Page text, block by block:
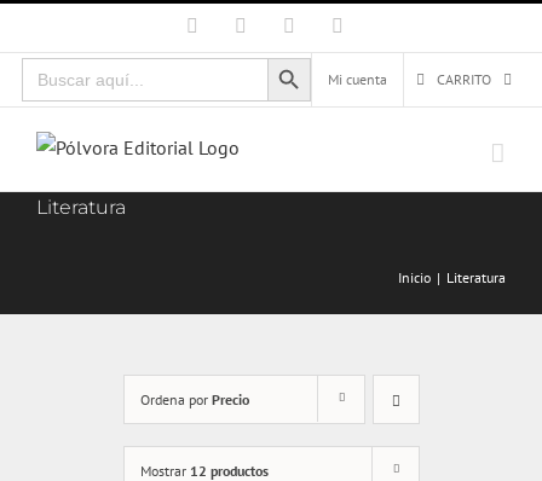
al
contenido
Facebook Instagram
Buscar:
Botón de búsqueda
Mi cuenta
CARRITO
Literatura
Inicio Literatura
Ordena por Precio
Mostrar 12 productos